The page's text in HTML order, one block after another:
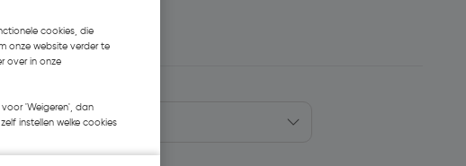
€ 3,11cookies, die
onze website verder te
over in onze
'Weigeren', dan
instellen welke cookies